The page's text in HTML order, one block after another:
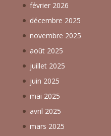
février 2026
décembre 2025
novembre 2025
août 2025
juillet 2025
juin 2025
mai 2025
avril 2025
mars 2025